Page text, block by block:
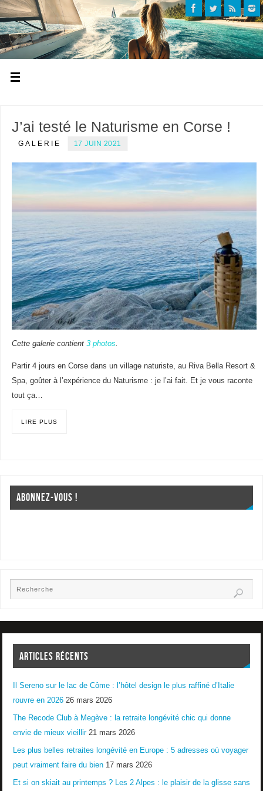
J’ai testé le Naturisme en Corse !
GALERIE 17 JUIN 2021
Cette galerie contient 3 photos
Partir 4 jours en Corse dans un village naturiste, au Riva Bella Resort &
Spa, goûter à l’expérience du Naturisme : je l’ai fait. Et je vous raconte
tout ça…
LIRE PLUS
ABONNEZ-VOUS !
ARTICLES RÉCENTS
Il Sereno sur le lac de Côme : l’hôtel design le plus raffiné d’Italie
rouvre en 2026 26 mars 2026
The Recode Club à Megève : la retraite longévité chic qui donne
envie de mieux vieillir 21 mars 2026
Les plus belles retraites longévité en Europe : 5 adresses où voyager
peut vraiment faire du bien 17 mars 2026
Et si on skiait au printemps ? Les 2 Alpes : le plaisir de la glisse sans